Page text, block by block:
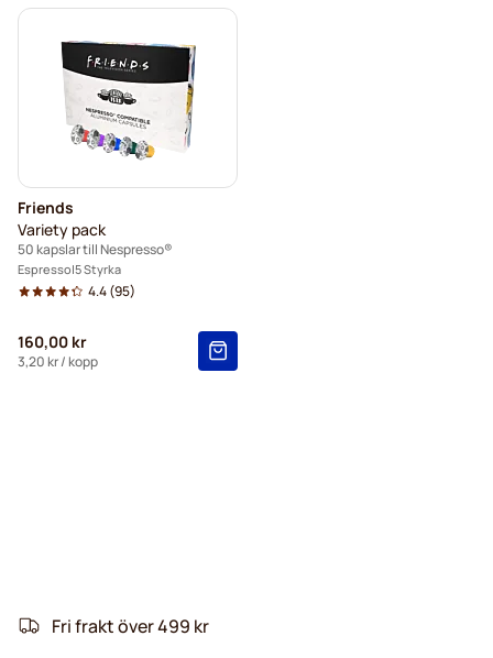
Friends
Variety pack
50 kapslar till Nespresso®
Espresso 5 Styrka
4.4(95)
160,00 kr
3,20 kr/ kopp
Fri frakt över 499 kr